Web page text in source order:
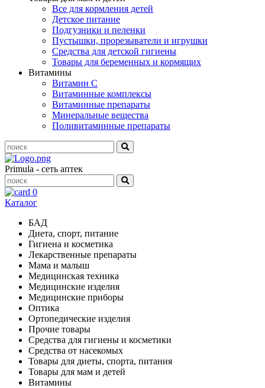
Все для кормления детей
Детское питание
Подгузники и пеленки
Пустышки, прорезыватели и игрушки
Средства для детской гигиены
Товары для беременных и кормящих
Витамины
Витамин С
Витаминные комплексы
Витаминные препараты
Минеральные вещества
Поливитаминные препараты
Primula - сеть аптек
0
Каталог
БАД
Диета, спорт, питание
Гигиена и косметика
Лекарственные препараты
Мама и малыш
Медицинская техника
Медицинские изделия
Медицинские приборы
Оптика
Ортопедические изделия
Прочие товары
Средства для гигиены и косметики
Средства от насекомых
Товары для диеты, спорта, питания
Товары для мам и детей
Витамины